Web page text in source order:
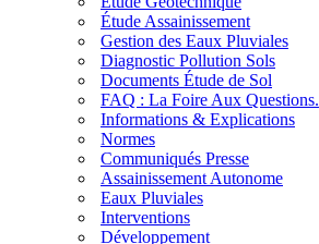
Étude Assainissement
Gestion des Eaux Pluviales
Diagnostic Pollution Sols
Documents Étude de Sol
FAQ : La Foire Aux Questions.
Informations & Explications
Normes
Communiqués Presse
Assainissement Autonome
Eaux Pluviales
Interventions
Développement